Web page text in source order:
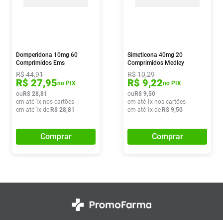
Domperidona 10mg 60
Comprimidos Ems
R$44,91
R$ 27,95no PIX
ou R$ 28,81
em até 1x nos cartões
em até 1x de R$ 28,81
Comprar
Simeticona 40mg 20
Comprimidos Medley
R$10,29
R$ 9,22no PIX
ou R$ 9,50
em até 1x nos cartões
em até 1x de R$ 9,50
Comprar